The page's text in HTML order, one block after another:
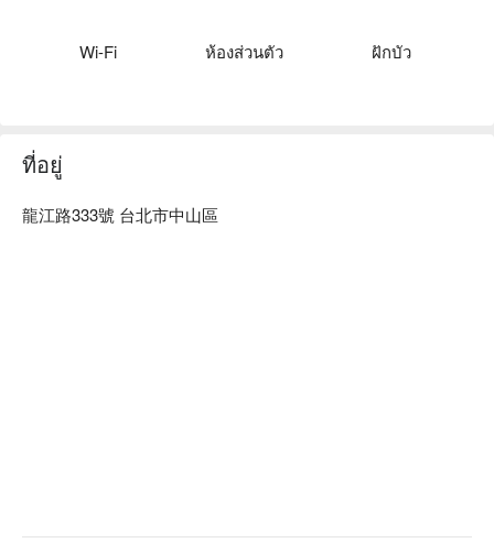
的感受，在精油香氣與功夫巧勁中，與最自適的自己相遇。
Wi-Fi ห้องส่วนตัว ฝักบัว
ที่อยู่
龍江路333號 台北市中山區